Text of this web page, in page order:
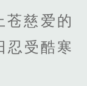
苍慈爱的
忍受酷寒